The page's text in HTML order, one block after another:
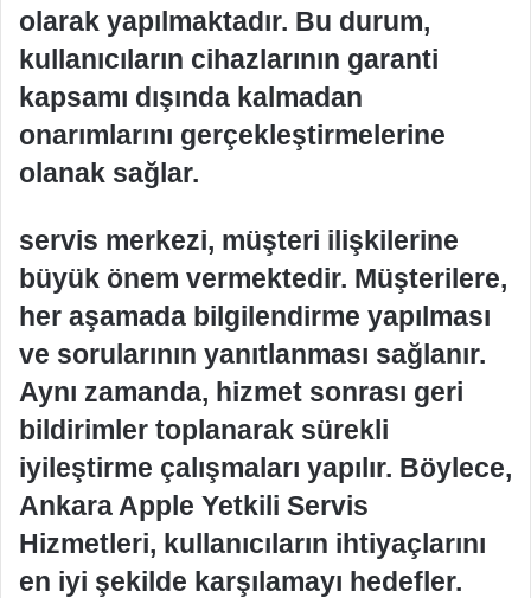
olarak yapılmaktadır. Bu durum,
kullanıcıların cihazlarının garanti
kapsamı dışında kalmadan
onarımlarını gerçekleştirmelerine
olanak sağlar.
servis merkezi, müşteri ilişkilerine
büyük önem vermektedir. Müşterilere,
her aşamada bilgilendirme yapılması
ve sorularının yanıtlanması sağlanır.
Aynı zamanda, hizmet sonrası geri
bildirimler toplanarak sürekli
iyileştirme çalışmaları yapılır. Böylece,
Ankara Apple Yetkili Servis
Hizmetleri, kullanıcıların ihtiyaçlarını
en iyi şekilde karşılamayı hedefler.